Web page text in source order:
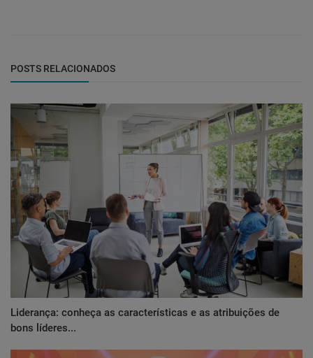
POSTS RELACIONADOS
Liderança: conheça as características e as atribuições de
bons líderes...